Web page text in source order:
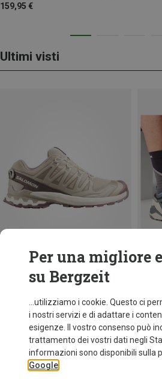
159,95 €
Ultimi visti
Risparmi 32%
Per una migliore
su Bergzeit
...utilizziamo i cookie. Questo ci
i nostri servizi e di adattare i
esigenze. Il vostro consenso può
trattamento dei vostri dati negli
informazioni sono disponibili sulla
Google